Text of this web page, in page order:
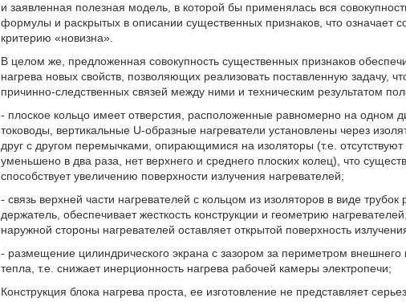
и заявленная полезная модель, в которой бы применялась вся
формулы и раскрытых в описании существенных признаков, что означает
критерию «новизна».
В целом же, предложенная совокупность существенных признаков
нагрева новых свойств, позволяющих реализовать поставленную задачу,
причинно-следственных связей между ними и техническим результатом
- плоское кольцо имеет отверстия, расположенные равномерно на одном
тоководы, вертикальные U-образные нагреватели установлены через
друг с другом перемычками, опирающимися на изоляторы (т.е. отсутствуют
уменьшено в два раза, нет верхнего и среднего плоских колец), что
способствует увеличению поверхности излучения нагревателей;
- связь верхней части нагревателей с кольцом из изоляторов в виде
держатель, обеспечивает жесткость конструкции и геометрию
наружной стороны нагревателей оставляет открытой поверхность
- размещение цилиндрического экрана с зазором за периметром внешнего
тепла, т.е. снижает инерционность нагрева рабочей камеры электропечи;
Конструкция блока нагрева проста, ее изготовление не представляет